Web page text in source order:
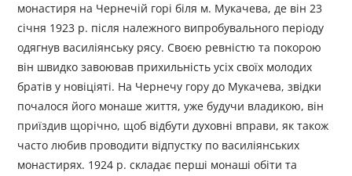
монастиря на Чернечій горі біля м. Мукачева, де він 23
січня 1923 р. після належного випробувального періоду
одягнув василіянську рясу. Своєю ревністю та покорою
він швидко завоював прихильність усіх своїх молодих
братів у новіціяті. На Чернечу гору до Мукачева, звідки
почалося його монаше життя, уже будучи владикою, він
приїздив щорічно, щоб відбути духовні вправи, як також
часто любив проводити відпустку по василіянських
монастирях. 1924 р. складає перші монаші обіти та